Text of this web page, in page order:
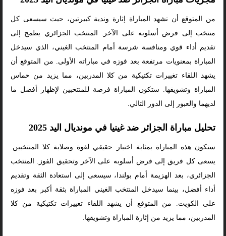
من المتوقع أن تشهد المباراة إثارة وندية كبيرتين، حيث سيسعى كل
منتخب إلى فرض أسلوبه على الآخر. المنتخب الجزائري يطمح إلى
تقديم أداء قوي ومنافسة شرسة أمام المنتخب الغيني، الذي سيدخل
المباراة بمعنويات مرتفعة بعد فوزه في مباراته الأولى. من المتوقع أن
يشهد اللقاء تغييرات تكتيكية من كلا المدربين، مما يزيد من حماس
المباراة وتشويقها. ستكون المباراة فرصة للمنتخبين لإظهار أفضل ما
لديهما والعبور إلى الدور التالي.
تحليل مباراة الجزائر ضد غينيا في مونديال اليد 2025
ستكون هذه المباراة بمثابة اختبار حقيقي لقوة وصلابة كلا المنتخبين.
يسعى كل فريق إلى فرض أسلوبه على الآخر وتحقيق الفوز. المنتخب
الجزائري، بعد الهزيمة أمام بولندا، سيسعى إلى استعادة الثقة وتقديم
أداء أفضل، بينما سيدخل المنتخب الغيني المباراة بثقة أكبر بعد فوزه
على الكويت. من المتوقع أن يشهد اللقاء تغييرات تكتيكية من كلا
المدربين، مما يزيد من إثارة المباراة وتشويقها.